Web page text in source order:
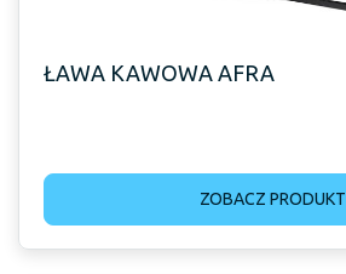
ŁAWA KAWOWA AFRA
ZOBACZ PRODUKT